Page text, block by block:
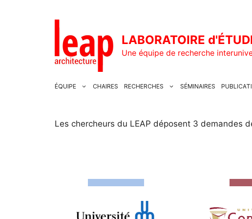
LABORATOIRE
Une équipe de recherche
ÉQUIPE CHAIRES RECHERCHES SÉMINAIRES
Les chercheurs du LEAP déposent 3 demandes